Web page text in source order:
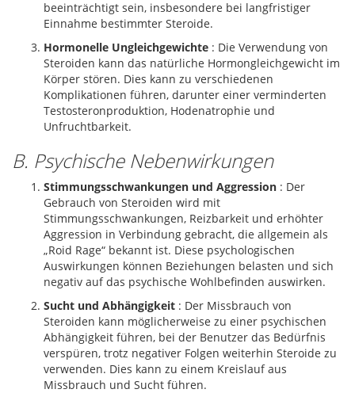
beeinträchtigt sein, insbesondere bei langfristiger
Einnahme bestimmter Steroide.
Hormonelle Ungleichgewichte : Die Verwendung von
Steroiden kann das natürliche Hormongleichgewicht im
Körper stören. Dies kann zu verschiedenen
Komplikationen führen, darunter einer verminderten
Testosteronproduktion, Hodenatrophie und
Unfruchtbarkeit.
B. Psychische Nebenwirkungen
Stimmungsschwankungen und Aggression : Der
Gebrauch von Steroiden wird mit
Stimmungsschwankungen, Reizbarkeit und erhöhter
Aggression in Verbindung gebracht, die allgemein als
„Roid Rage“ bekannt ist. Diese psychologischen
Auswirkungen können Beziehungen belasten und sich
negativ auf das psychische Wohlbefinden auswirken.
Sucht und Abhängigkeit : Der Missbrauch von
Steroiden kann möglicherweise zu einer psychischen
Abhängigkeit führen, bei der Benutzer das Bedürfnis
verspüren, trotz negativer Folgen weiterhin Steroide zu
verwenden. Dies kann zu einem Kreislauf aus
Missbrauch und Sucht führen.